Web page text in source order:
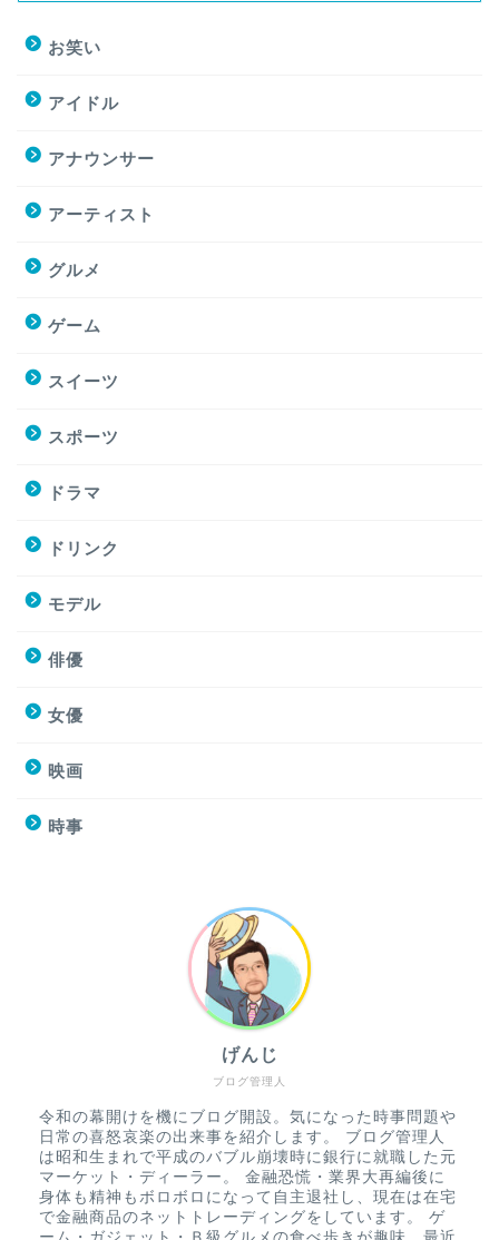
お笑い
アイドル
アナウンサー
アーティスト
グルメ
ゲーム
スイーツ
スポーツ
ドラマ
ドリンク
モデル
俳優
女優
映画
時事
ブログ管理人
げんじ
令和の幕開けを機にブログ開設。気になった時事問題や
日常の喜怒哀楽の出来事を紹介します。 ブログ管理人
は昭和生まれで平成のバブル崩壊時に銀行に就職した元
マーケット・ディーラー。 金融恐慌・業界大再編後に
身体も精神もボロボロになって自主退社し、現在は在宅
で金融商品のネットトレーディングをしています。 ゲ